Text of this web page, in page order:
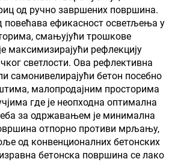
од ручно завршених површина.
повећава ефикасност осветљења у
смањујући трошкове
максимизирајући рефлекцију
светлости. Ова рефлективна
самонивелирајући бетон посебно
малопродајним просторима
где је неопходна оптимална
за одржавањем је минимална
отпорно противи мрљању,
од конвенционалних бетонских
бетонска површина се лако